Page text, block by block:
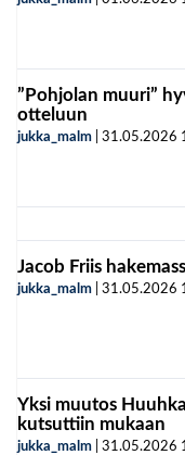
”Pohjolan muuri”
otteluun
jukka_malm 31.05.2026
Jacob Friis
jukka_malm 31.05.2026
Yksi muutos
kutsuttiin mukaan
jukka_malm 31.05.2026